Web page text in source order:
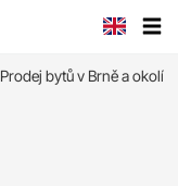
Prodej bytů v Brně a okolí